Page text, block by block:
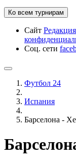
Ко всем турнирам
Сайт Редакция
Соц. сети
Футбол 24
Испания
Барселона -